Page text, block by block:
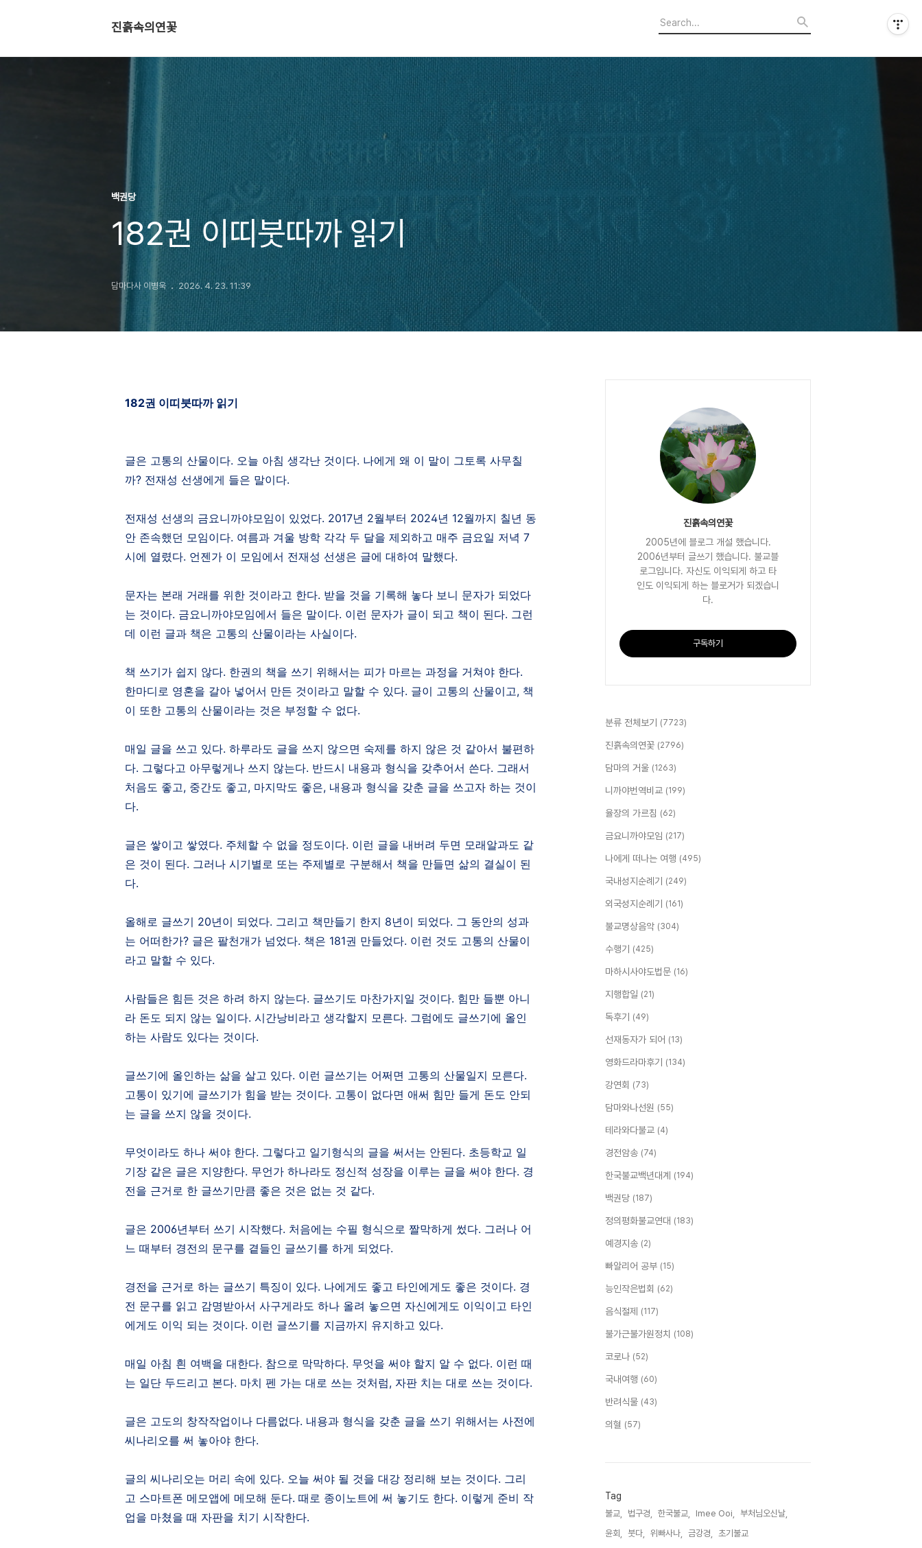
진흙속의연꽃
백권당
182권 이띠붓따까 읽기
담마다사 이병욱 2026. 4. 23. 11:39
182권 이띠붓따까 읽기
글은 고통의 산물이다. 오늘 아침 생각난 것이다. 나에게 왜 이 말이 그토록 사무칠
까? 전재성 선생에게 들은 말이다.
전재성 선생의 금요니까야모임이 있었다. 2017년 2월부터 2024년 12월까지 칠년 동
안 존속했던 모임이다. 여름과 겨울 방학 각각 두 달을 제외하고 매주 금요일 저녁 7
시에 열렸다. 언젠가 이 모임에서 전재성 선생은 글에 대하여 말했다.
문자는 본래 거래를 위한 것이라고 한다. 받을 것을 기록해 놓다 보니 문자가 되었다
는 것이다. 금요니까야모임에서 들은 말이다. 이런 문자가 글이 되고 책이 된다. 그런
데 이런 글과 책은 고통의 산물이라는 사실이다.
책 쓰기가 쉽지 않다. 한권의 책을 쓰기 위해서는 피가 마르는 과정을 거쳐야 한다.
한마디로 영혼을 갈아 넣어서 만든 것이라고 말할 수 있다. 글이 고통의 산물이고, 책
이 또한 고통의 산물이라는 것은 부정할 수 없다.
매일 글을 쓰고 있다. 하루라도 글을 쓰지 않으면 숙제를 하지 않은 것 같아서 불편하
다. 그렇다고 아무렇게나 쓰지 않는다. 반드시 내용과 형식을 갖추어서 쓴다. 그래서
처음도 좋고, 중간도 좋고, 마지막도 좋은, 내용과 형식을 갖춘 글을 쓰고자 하는 것이
다.
글은 쌓이고 쌓였다. 주체할 수 없을 정도이다. 이런 글을 내버려 두면 모래알과도 같
은 것이 된다. 그러나 시기별로 또는 주제별로 구분해서 책을 만들면 삶의 결실이 된
다.
올해로 글쓰기 20년이 되었다. 그리고 책만들기 한지 8년이 되었다. 그 동안의 성과
는 어떠한가? 글은 팔천개가 넘었다. 책은 181권 만들었다. 이런 것도 고통의 산물이
라고 말할 수 있다.
사람들은 힘든 것은 하려 하지 않는다. 글쓰기도 마찬가지일 것이다. 힘만 들뿐 아니
라 돈도 되지 않는 일이다. 시간낭비라고 생각할지 모른다. 그럼에도 글쓰기에 올인
하는 사람도 있다는 것이다.
글쓰기에 올인하는 삶을 살고 있다. 이런 글쓰기는 어쩌면 고통의 산물일지 모른다.
고통이 있기에 글쓰기가 힘을 받는 것이다. 고통이 없다면 애써 힘만 들게 돈도 안되
는 글을 쓰지 않을 것이다.
무엇이라도 하나 써야 한다. 그렇다고 일기형식의 글을 써서는 안된다. 초등학교 일
기장 같은 글은 지양한다. 무언가 하나라도 정신적 성장을 이루는 글을 써야 한다. 경
전을 근거로 한 글쓰기만큼 좋은 것은 없는 것 같다.
글은 2006년부터 쓰기 시작했다. 처음에는 수필 형식으로 짤막하게 썼다. 그러나 어
느 때부터 경전의 문구를 곁들인 글쓰기를 하게 되었다.
경전을 근거로 하는 글쓰기 특징이 있다. 나에게도 좋고 타인에게도 좋은 것이다. 경
전 문구를 읽고 감명받아서 사구게라도 하나 올려 놓으면 자신에게도 이익이고 타인
에게도 이익 되는 것이다. 이런 글쓰기를 지금까지 유지하고 있다.
매일 아침 흰 여백을 대한다. 참으로 막막하다. 무엇을 써야 할지 알 수 없다. 이런 때
는 일단 두드리고 본다. 마치 펜 가는 대로 쓰는 것처럼, 자판 치는 대로 쓰는 것이다.
글은 고도의 창작작업이나 다름없다. 내용과 형식을 갖춘 글을 쓰기 위해서는 사전에
씨나리오를 써 놓아야 한다.
글의 씨나리오는 머리 속에 있다. 오늘 써야 될 것을 대강 정리해 보는 것이다. 그리
고 스마트폰 메모앱에 메모해 둔다. 때로 종이노트에 써 놓기도 한다. 이렇게 준비 작
업을 마쳤을 때 자판을 치기 시작한다.
진흙속의연꽃
2005년에 블로그 개설 했습니다.
2006년부터 글쓰기 했습니다. 불교블
로그입니다. 자신도 이익되게 하고 타
인도 이익되게 하는 블로거가 되겠습니
다.
구독하기
분류 전체보기 (7723)
진흙속의연꽃 (2796)
담마의 거울 (1263)
니까야번역비교 (199)
율장의 가르침 (62)
금요니까야모임 (217)
나에게 떠나는 여행 (495)
국내성지순례기 (249)
외국성지순례기 (161)
불교명상음악 (304)
수행기 (425)
마하시사야도법문 (16)
지행합일 (21)
독후기 (49)
선재동자가 되어 (13)
영화드라마후기 (134)
강연회 (73)
담마와나선원 (55)
테라와다불교 (4)
경전암송 (74)
한국불교백년대계 (194)
백권당 (187)
정의평화불교연대 (183)
예경지송 (2)
빠알리어 공부 (15)
능인작은법회 (62)
음식절제 (117)
불가근불가원정치 (108)
코로나 (52)
국내여행 (60)
반려식물 (43)
의혈 (57)
Tag
불교, 법구경, 한국불교, Imee Ooi,
부처님오신날,
윤회,
붓다, 위빠사나, 금강경, 초기불교,